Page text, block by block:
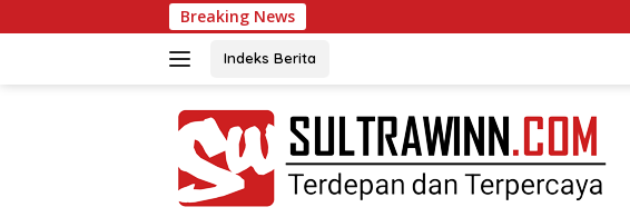
ke
Breaking News Boho
Indeks Berita